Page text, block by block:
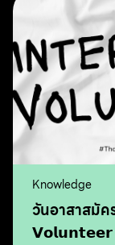
Knowledge
วันอาสาสมัค